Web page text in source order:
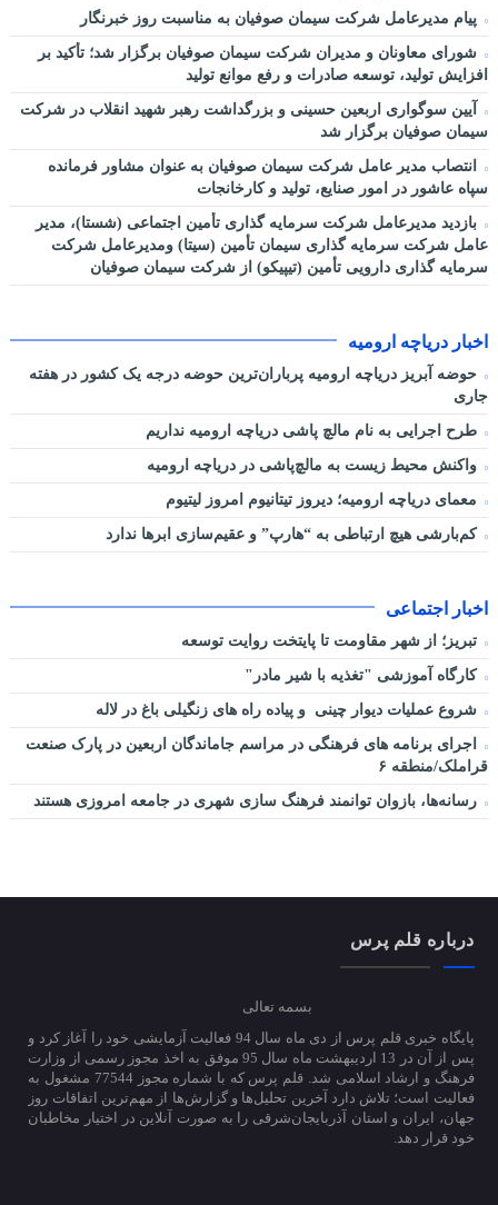
پیام مدیرعامل شرکت سیمان صوفیان به مناسبت روز خبرنگار
شورای معاونان و مدیران شرکت سیمان صوفیان برگزار شد؛ تأکید بر
افزایش تولید، توسعه صادرات و رفع موانع تولید
آیین سوگواری اربعین حسینی و بزرگداشت رهبر شهید انقلاب در شرکت
سیمان صوفیان برگزار شد
انتصاب مدیر عامل شرکت سیمان صوفیان به عنوان مشاور فرمانده
سپاه عاشور در امور صنایع، تولید و کارخانجات
بازدید مدیرعامل شرکت سرمایه گذاری تأمین اجتماعی (شستا)، مدیر
عامل شرکت سرمایه گذاری سیمان تأمین (سیتا) ومدیرعامل شرکت
سرمایه گذاری دارویی تأمین (تیپیکو) از شرکت سیمان صوفیان
اخبار دریاچه ارومیه
حوضه آبریز دریاچه ارومیه پرباران‌ترین حوضه‌ درجه یک کشور در هفته
جاری
طرح اجرایی به نام مالچ پاشی دریاچه ارومیه نداریم
واکنش محیط زیست به مالچ‌پاشی در دریاچه ارومیه
معمای دریاچه ارومیه؛ دیروز تیتانیوم امروز لیتیوم
کم‌بارشی هیچ ارتباطی به “هارپ” و عقیم‌سازی ابرها ندارد
اخبار اجتماعی
تبریز؛ از شهر مقاومت تا پایتخت روایت توسعه
کارگاه آموزشی "تغذیه با شیر مادر"
شروع عملیات دیوار چینی و پیاده راه های زنگیلی باغ در لاله
اجرای برنامه های فرهنگی در مراسم جاماندگان اربعین در پارک صنعت
قراملک/منطقه ۶
رسانه‌ها، بازوان توانمند فرهنگ‌ سازی شهری در جامعه امروزی هستند
درباره قلم پرس
بسمه تعالی
پایگاه خبری قلم پرس از دی ماه سال 94 فعالیت آزمایشی خود را آغاز کرد و
پس از آن در 13 اردیبهشت ماه سال 95 موفق به اخذ مجوز رسمی از وزارت
فرهنگ و ارشاد اسلامی شد. قلم پرس که با شماره مجوز 77544 مشغول به
فعالیت است؛ تلاش دارد آخرین تحلیل‌ها و گزارش‌ها از مهم‌ترین اتفاقات روز
جهان، ایران و استان آذربایجان‌شرقی را به صورت آنلاین در اختیار مخاطبان
خود قرار دهد.